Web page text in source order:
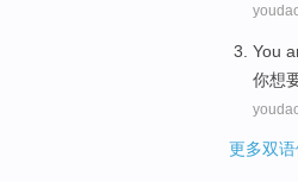
You
你想
更多双